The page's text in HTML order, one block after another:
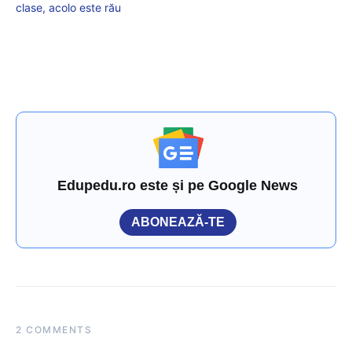
clase, acolo este rău
Edupedu.ro este și pe Google News
ABONEAZĂ-TE
2 COMMENTS